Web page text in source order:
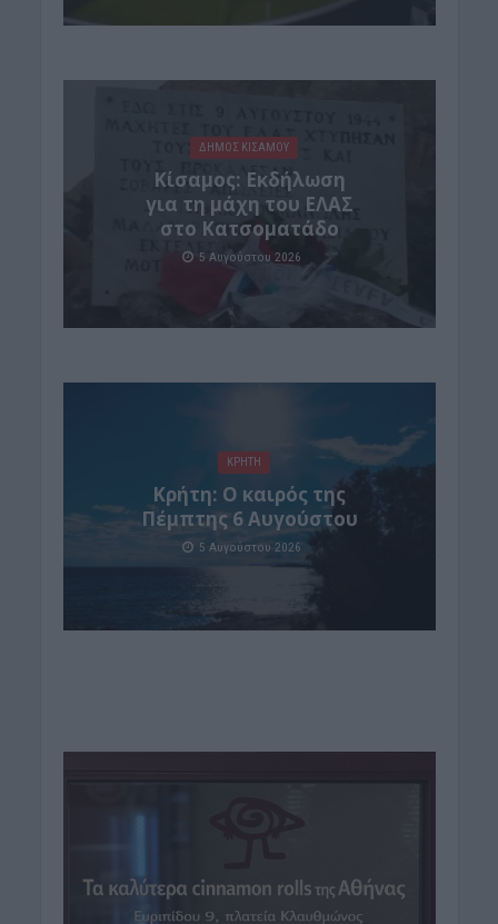
ΔΉΜΟΣ ΚΙΣΆΜΟΥ
Κίσαμος: Εκδήλωση
για τη μάχη του ΕΛΑΣ
στο Κατσοματάδο
5 Αυγούστου 2026
ΚΡΗΤΗ
Κρήτη: Ο καιρός της
Πέμπτης 6 Αυγούστου
5 Αυγούστου 2026